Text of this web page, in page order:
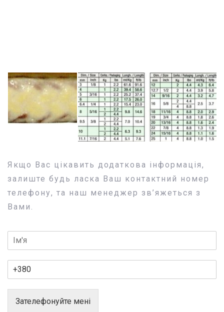
Якщо Вас цікавить додаткова інформація,
залиште будь ласка Ваш контактний номер
телефону, та наш менеджер зв’яжеться з
Вами.
Зателефонуйте мені